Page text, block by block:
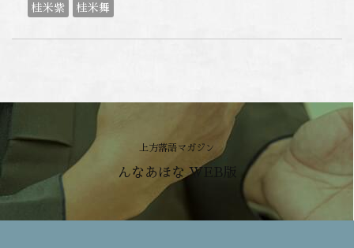
桂米紫 桂米舞
上方落語マガジン
んなあほな WEB版